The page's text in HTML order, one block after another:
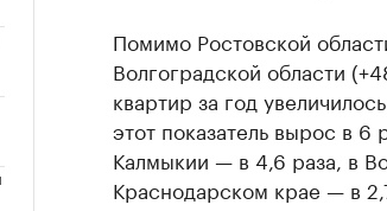
Помимо Ростовской
Волгоградской области
квартир за год
этот показатель вырос в 6
Калмыкии — в 4,6 раза, в
Краснодарском крае — в